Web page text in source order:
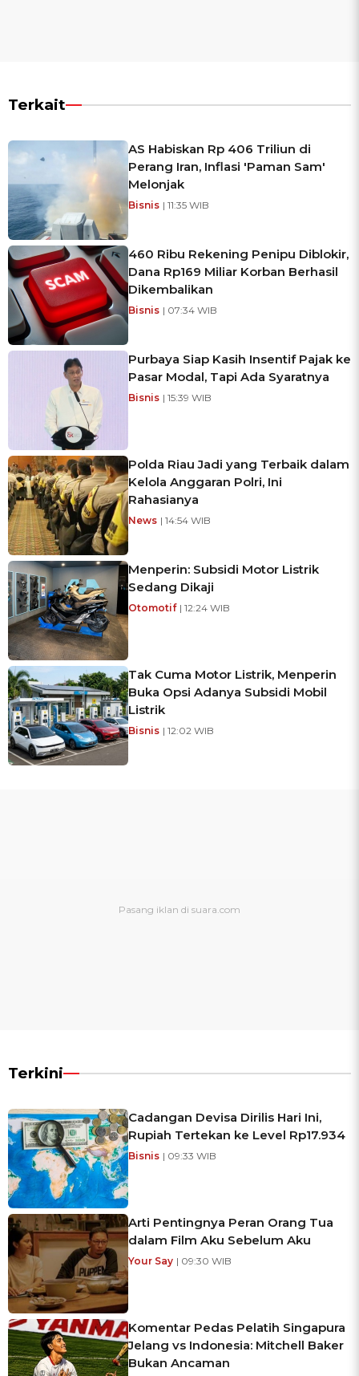
Terkait
AS Habiskan Rp 406 Triliun di
Perang Iran, Inflasi 'Paman Sam'
Melonjak
Bisnis | 11:35 WIB
460 Ribu Rekening Penipu Diblokir,
Dana Rp169 Miliar Korban Berhasil
Dikembalikan
Bisnis | 07:34 WIB
Purbaya Siap Kasih Insentif Pajak ke
Pasar Modal, Tapi Ada Syaratnya
Bisnis | 15:39 WIB
Polda Riau Jadi yang Terbaik dalam
Kelola Anggaran Polri, Ini
Rahasianya
News | 14:54 WIB
Menperin: Subsidi Motor Listrik
Sedang Dikaji
Otomotif | 12:24 WIB
Tak Cuma Motor Listrik, Menperin
Buka Opsi Adanya Subsidi Mobil
Listrik
Bisnis | 12:02 WIB
Terkini
Cadangan Devisa Dirilis Hari Ini,
Rupiah Tertekan ke Level Rp17.934
Bisnis | 09:33 WIB
Arti Pentingnya Peran Orang Tua
dalam Film Aku Sebelum Aku
Your Say | 09:30 WIB
Komentar Pedas Pelatih Singapura
Jelang vs Indonesia: Mitchell Baker
Bukan Ancaman